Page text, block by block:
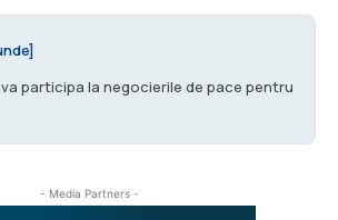
participa la negocierile de pace pentru
- Media Partners -